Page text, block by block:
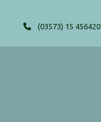
(03573) 15 456420